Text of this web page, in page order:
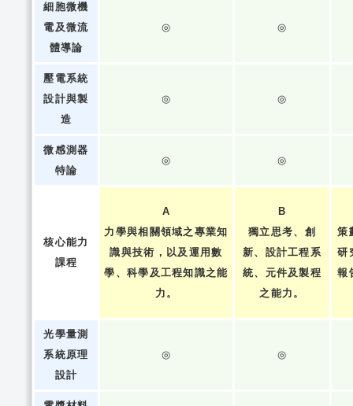
細胞微機
電及微流
體導論
◎ ◎
壓電系統
設計與製
造
◎ ◎
微感測器
特論
◎ ◎
核心能力
課程
A
力學與相關領域之專業知
識與技術，以及運用數
學、科學及工程知識之能
力。
B
獨立思考、創
新、設計工程系
統、元件及製程
之能力。
策
研
報
光學量測
系統原理
設計
◎ ◎